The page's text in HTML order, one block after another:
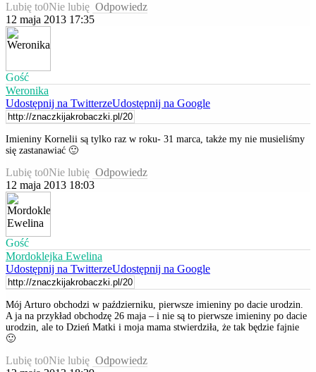
Lubię to0Nie lubię Odpowiedz
12 maja 2013 17:35
Gość
Weronika
Udostępnij na TwitterzeUdostępnij na Google
Imieniny Kornelii są tylko raz w roku- 31 marca, także my nie musieliśmy
się zastanawiać 🙂
Lubię to0Nie lubię Odpowiedz
12 maja 2013 18:03
Gość
Mordoklejka Ewelina
Udostępnij na TwitterzeUdostępnij na Google
Mój Arturo obchodzi w październiku, pierwsze imieniny po dacie urodzin.
A ja na przykład obchodzę 26 maja – i nie są to pierwsze imieniny po dacie
urodzin, ale to Dzień Matki i moja mama stwierdziła, że tak będzie fajnie
🙂
Lubię to0Nie lubię Odpowiedz